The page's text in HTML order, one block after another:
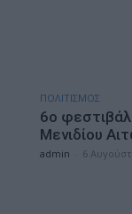
ΠΟΛΙΤΙΣΜΟΣ
6ο
Μενιδίου
admin 6